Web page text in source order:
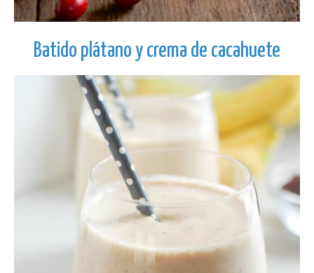
Batido plátano y crema de cacahuete